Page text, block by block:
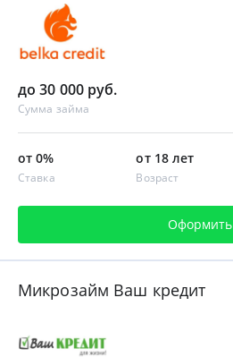
до 30 000 руб.
Сумма займа
от 0%
Ставка
от 18 лет
Возраст
Оформить
Микрозайм Ваш кредит